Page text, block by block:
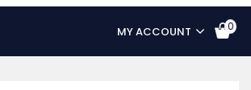
0
MY ACCOUNT